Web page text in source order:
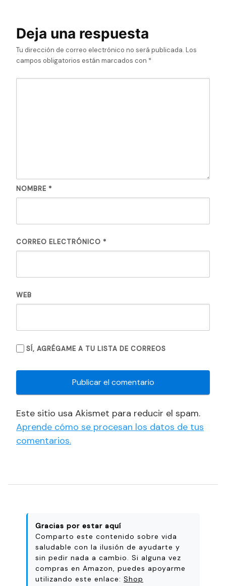
Deja una respuesta
Tu dirección de correo electrónico no será publicada. Los
campos obligatorios están marcados con *
NOMBRE *
CORREO ELECTRÓNICO *
WEB
SÍ, AGRÉGAME A TU LISTA DE CORREOS
Este sitio usa Akismet para reducir el spam.
Aprende cómo se procesan los datos de tus
comentarios.
Gracias por estar aquí
Comparto este contenido sobre vida
saludable con la ilusión de ayudarte y
sin pedir nada a cambio. Si alguna vez
compras en Amazon, puedes apoyarme
utilizando este enlace: Shop